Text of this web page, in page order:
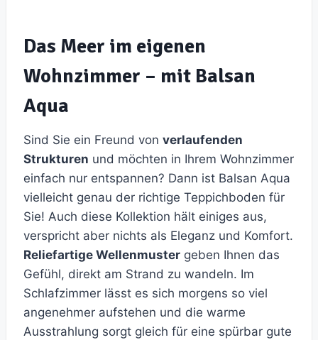
Das Meer im eigenen
Wohnzimmer – mit Balsan
Aqua
Sind Sie ein Freund von verlaufenden
Strukturen und möchten in Ihrem Wohnzimmer
einfach nur entspannen? Dann ist Balsan Aqua
vielleicht genau der richtige Teppichboden für
Sie! Auch diese Kollektion hält einiges aus,
verspricht aber nichts als Eleganz und Komfort.
Reliefartige Wellenmuster geben Ihnen das
Gefühl, direkt am Strand zu wandeln. Im
Schlafzimmer lässt es sich morgens so viel
angenehmer aufstehen und die warme
Ausstrahlung sorgt gleich für eine spürbar gute